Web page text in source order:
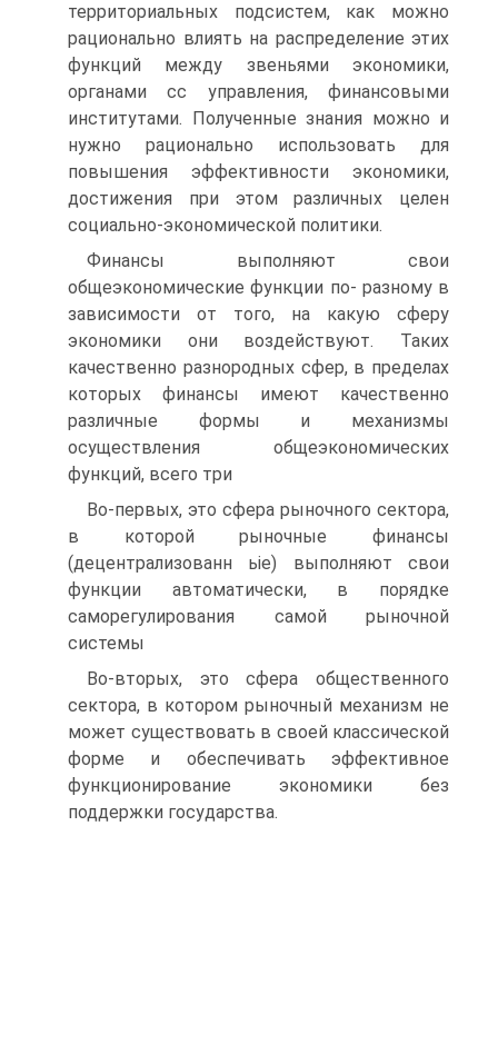
территориальных подсистем, как можно
рационально влиять на распределение этих
функций между звеньями экономики,
органами сс управления, финансовыми
институтами. Полученные знания можно и
нужно рационально использовать для
повышения эффективности экономики,
достижения при этом различных целен
социально-экономической политики.
Финансы выполняют свои
общеэкономические функции по- разному в
зависимости от того, на какую сферу
экономики они воздействуют. Таких
качественно разнородных сфер, в пределах
которых финансы имеют качественно
различные формы и механизмы
осуществления общеэкономических
функций, всего три
Во-первых, это сфера рыночного сектора,
в которой рыночные финансы
(децентрализованн ьіе) выполняют свои
функции автоматически, в порядке
саморегулирования самой рыночной
системы
Во-вторых, это сфера общественного
сектора, в котором рыночный механизм не
может существовать в своей классической
форме и обеспечивать эффективное
функционирование экономики без
поддержки государства.